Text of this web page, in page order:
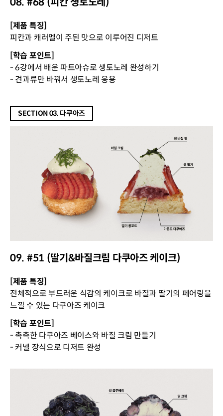
[제품 특징]
피칸과 캐러멜이 주된 맛으로 이루어진 디저트
[학습 포인트]
- 6강에서 배운 파트아슈로 생토노레 완성하기
- 견과류만 바꿔서 생토노레 응용
SECTION 03. 다쿠아즈
09. #51 (딸기&바질크림 다쿠아즈 케이크)
[제품 특징]
전체적으로 부드러운 식감의 케이크로 바질과 딸기의 페어링을
느낄 수 있는 다쿠아즈 케이크
[학습 포인트]
- 촉촉한 다쿠아즈 베이스와 바질 크림 만들기
- 커넬 장식으로 디저트 완성